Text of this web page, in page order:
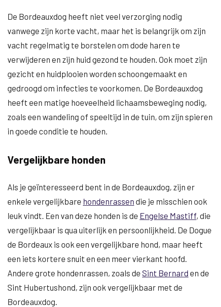
De Bordeauxdog heeft niet veel verzorging nodig
vanwege zijn korte vacht, maar het is belangrijk om zijn
vacht regelmatig te borstelen om dode haren te
verwijderen en zijn huid gezond te houden. Ook moet zijn
gezicht en huidplooien worden schoongemaakt en
gedroogd om infecties te voorkomen. De Bordeauxdog
heeft een matige hoeveelheid lichaamsbeweging nodig,
zoals een wandeling of speeltijd in de tuin, om zijn spieren
in goede conditie te houden.
Vergelijkbare honden
Als je geïnteresseerd bent in de Bordeauxdog, zijn er
enkele vergelijkbare hondenrassen die je misschien ook
leuk vindt. Een van deze honden is de Engelse Mastiff, die
vergelijkbaar is qua uiterlijk en persoonlijkheid. De Dogue
de Bordeaux is ook een vergelijkbare hond, maar heeft
een iets kortere snuit en een meer vierkant hoofd.
Andere grote hondenrassen, zoals de Sint Bernard en de
Sint Hubertushond, zijn ook vergelijkbaar met de
Bordeauxdog.